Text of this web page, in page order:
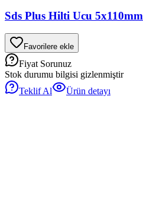
Sds Plus Hilti Ucu 5x110mm
Favorilere ekle
Fiyat Sorunuz
Stok durumu bilgisi gizlenmiştir
Teklif Al
Ürün detayı